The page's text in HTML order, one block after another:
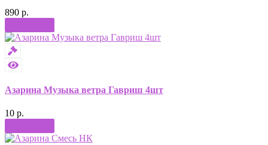
890 р.
Азарина Музыка ветра Гавриш 4шт
10 р.